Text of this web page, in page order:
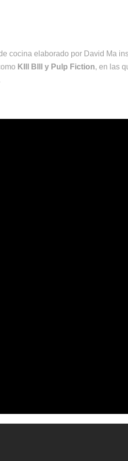
cocina elaborado por David Ma
KIll BIll y Pulp Fiction, en las